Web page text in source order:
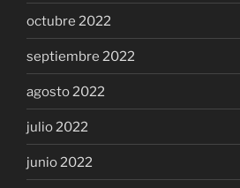
octubre 2022
septiembre 2022
agosto 2022
julio 2022
junio 2022